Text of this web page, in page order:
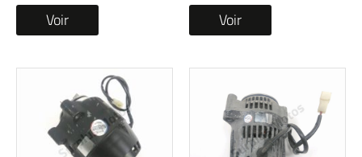
Voir Voir